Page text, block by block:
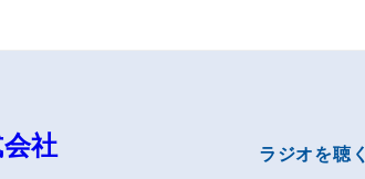
社 ラジオを聴く